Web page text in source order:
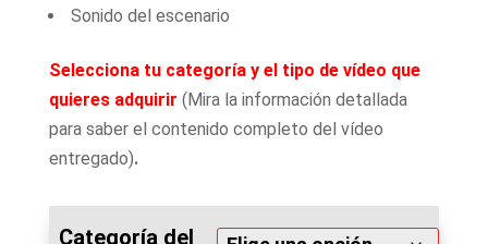
Sonido del escenario
Selecciona tu categoría y el tipo de vídeo que
quieres adquirir (Mira la información detallada
para saber el contenido completo del vídeo
entregado).
Categoría del